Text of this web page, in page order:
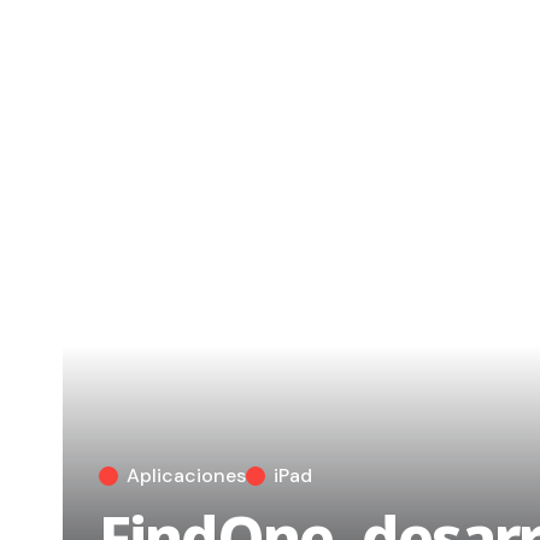
Aplicaciones iPad